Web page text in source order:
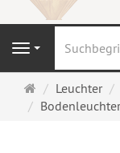
Navigation
Startseite
Leuchter